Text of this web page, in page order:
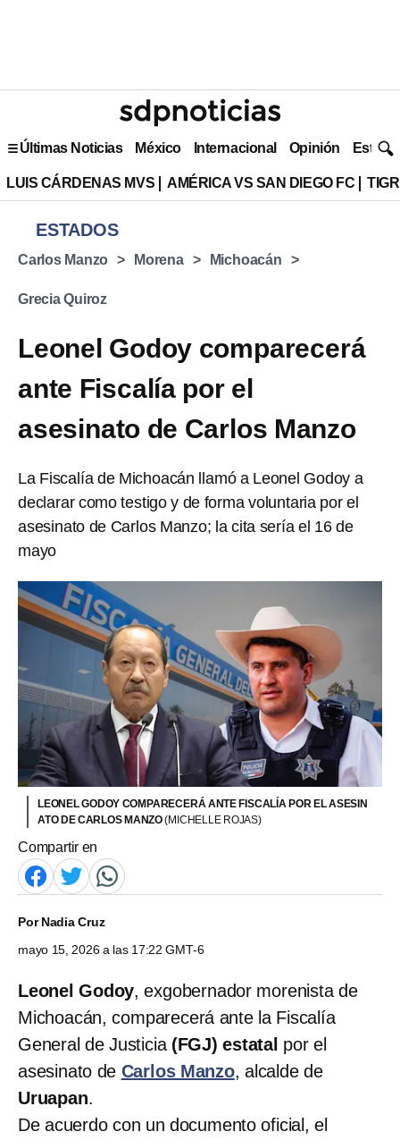
Últimas Noticias México Internacional Opinión Estilo
LUIS CÁRDENAS MVS AMÉRICA VS SAN DIEGO FC
ESTADOS
Carlos Manzo Morena Michoacán
Grecia Quiroz
Leonel Godoy comparecerá
ante Fiscalía por el
asesinato de Carlos Manzo
La Fiscalía de Michoacán llamó a Leonel Godoy a
declarar como testigo y de forma voluntaria por el
asesinato de Carlos Manzo; la cita sería el 16 de
mayo
LEONEL GODOY COMPARECERÁ ANTE FISCALÍA POR EL ASESIN
ATO DE CARLOS MANZO(MICHELLE ROJAS)
Compartir en
PorNadia Cruz
mayo 15, 2026 a las 17:22 GMT-6
Leonel Godoy, exgobernador morenista de
Michoacán, comparecerá ante la Fiscalía
General de Justicia (FGJ) estatal por el
asesinato de Carlos Manzo, alcalde de
Uruapan.
De acuerdo con un documento oficial, el